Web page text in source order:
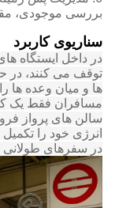
بررسی موجودی،
سناریوی کاربرد
در داخل ایستگاه
توقف می کنند، در
ها و میان وعده ها
مسافران فقط یک کد
سالن های پرواز
انرژی خود را
در سفرهای